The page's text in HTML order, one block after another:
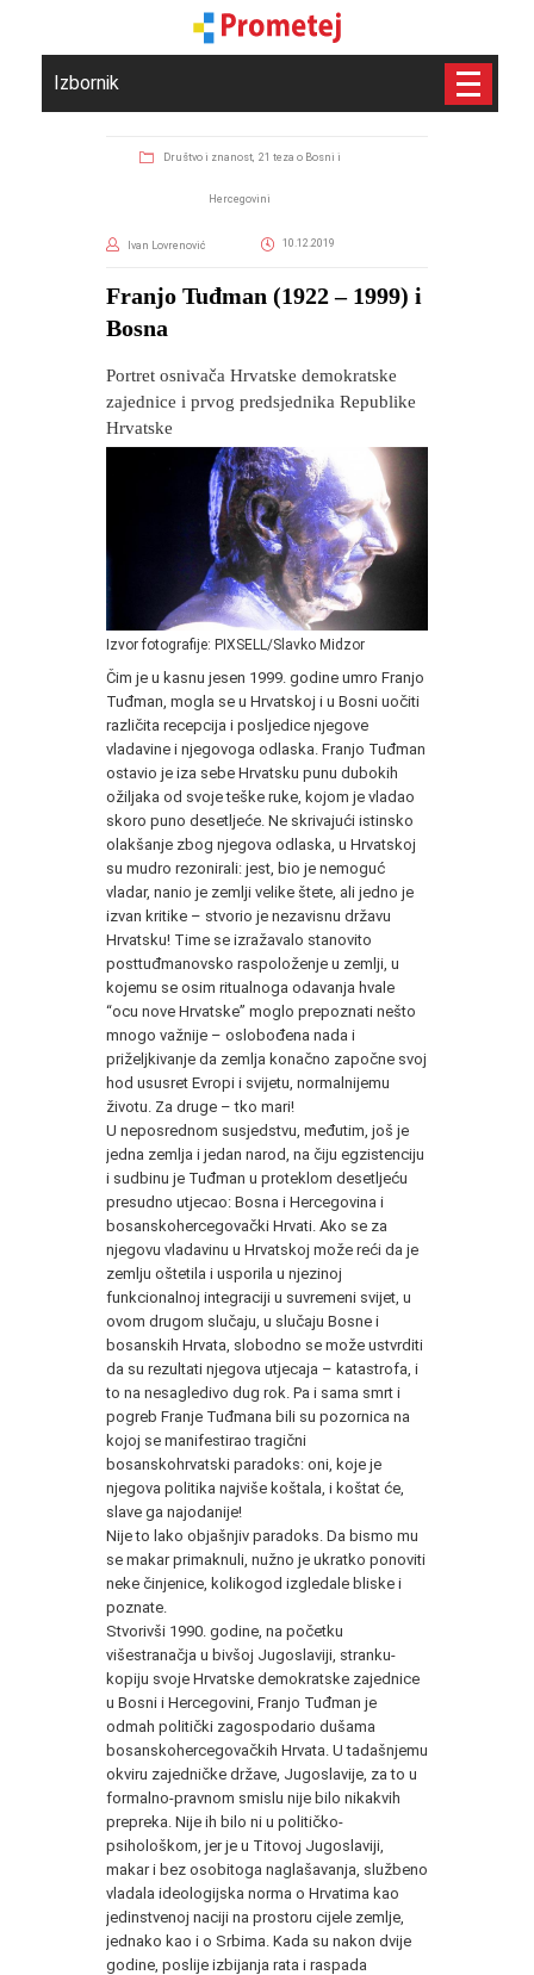
Izbornik
Društvo i znanost, 21 teza o Bosni i
Hercegovini
Ivan Lovrenović 10.12.2019
Franjo Tuđman (1922 – 1999) i
Bosna
Portret osnivača Hrvatske demokratske
zajednice i prvog predsjednika Republike
Hrvatske
Izvor fotografije: PIXSELL/Slavko Midzor
Čim je u kasnu jesen 1999. godine umro Franjo
Tuđman, mogla se u Hrvatskoj i u Bosni uočiti
različita recepcija i posljedice njegove
vladavine i njegovoga odlaska. Franjo Tuđman
ostavio je iza sebe Hrvatsku punu dubokih
ožiljaka od svoje teške ruke, kojom je vladao
skoro puno desetljeće. Ne skrivajući istinsko
olakšanje zbog njegova odlaska, u Hrvatskoj
su mudro rezonirali: jest, bio je nemoguć
vladar, nanio je zemlji velike štete, ali jedno je
izvan kritike – stvorio je nezavisnu državu
Hrvatsku! Time se izražavalo stanovito
posttuđmanovsko raspoloženje u zemlji, u
kojemu se osim ritualnoga odavanja hvale
“ocu nove Hrvatske” moglo prepoznati nešto
mnogo važnije – oslobođena nada i
priželjkivanje da zemlja konačno započne svoj
hod ususret Evropi i svijetu, normalnijemu
životu. Za druge – tko mari!
U neposrednom susjedstvu, međutim, još je
jedna zemlja i jedan narod, na čiju egzistenciju
i sudbinu je Tuđman u proteklom desetljeću
presudno utjecao: Bosna i Hercegovina i
bosanskohercegovački Hrvati. Ako se za
njegovu vladavinu u Hrvatskoj može reći da je
zemlju oštetila i usporila u njezinoj
funkcionalnoj integraciji u suvremeni svijet, u
ovom drugom slučaju, u slučaju Bosne i
bosanskih Hrvata, slobodno se može ustvrditi
da su rezultati njegova utjecaja – katastrofa, i
to na nesagledivo dug rok. Pa i sama smrt i
pogreb Franje Tuđmana bili su pozornica na
kojoj se manifestirao tragični
bosanskohrvatski paradoks: oni, koje je
njegova politika najviše koštala, i koštat će,
slave ga najodanije!
Nije to lako objašnjiv paradoks. Da bismo mu
se makar primaknuli, nužno je ukratko ponoviti
neke činjenice, kolikogod izgledale bliske i
poznate.
Stvorivši 1990. godine, na početku
višestranačja u bivšoj Jugoslaviji, stranku-
kopiju svoje Hrvatske demokratske zajednice
u Bosni i Hercegovini, Franjo Tuđman je
odmah politički zagospodario dušama
bosanskohercegovačkih Hrvata. U tadašnjemu
okviru zajedničke države, Jugoslavije, za to u
formalno-pravnom smislu nije bilo nikakvih
prepreka. Nije ih bilo ni u političko-
psihološkom, jer je u Titovoj Jugoslaviji,
makar i bez osobitoga naglašavanja, službeno
vladala ideologijska norma o Hrvatima kao
jedinstvenoj naciji na prostoru cijele zemlje,
jednako kao i o Srbima. Kada su nakon dvije
godine, poslije izbijanja rata i raspada